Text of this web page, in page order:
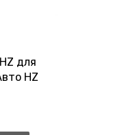
для
HZ